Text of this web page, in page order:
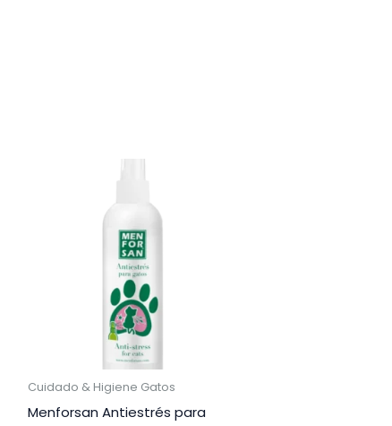
Cuidado & Higiene Gatos
Menforsan Antiestrés para